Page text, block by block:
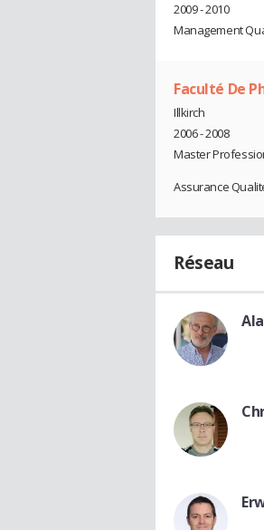
2009 - 2010
Management
Faculté De
Illkirch
2006 - 2008
Master
Assurance
Réseau